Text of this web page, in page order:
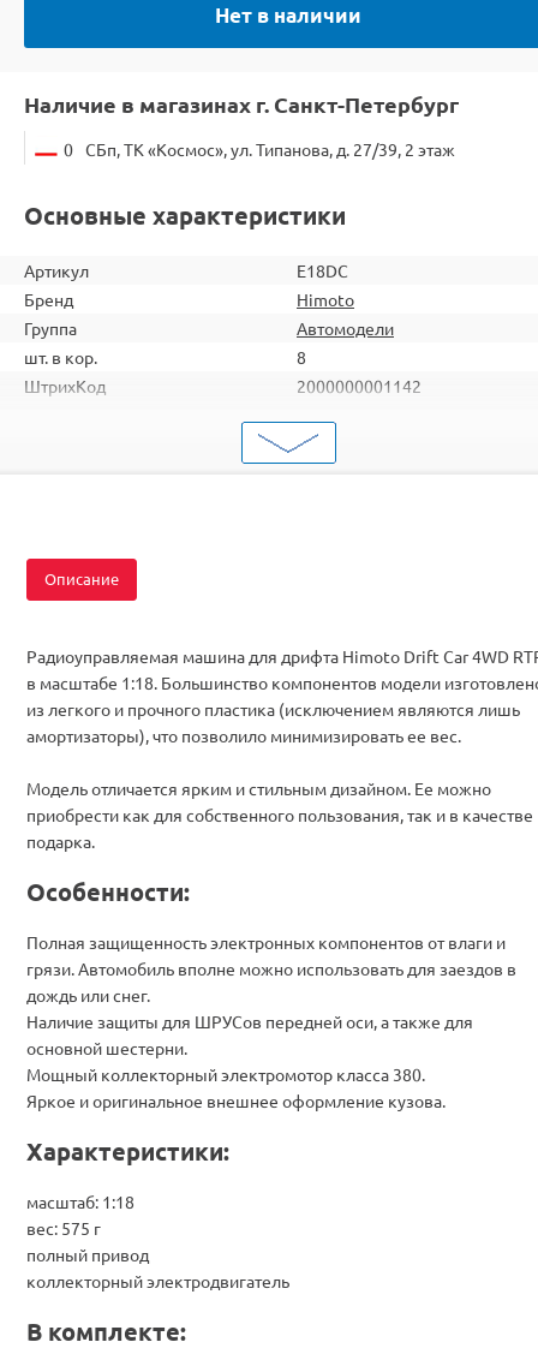
Нет в наличии
Наличие в магазинах г. Санкт-Петербург
0 СБп, ТК «Космос», ул. Типанова, д. 27/39, 2 этаж
Основные характеристики
Артикул
E18DC
Бренд
Himoto
Группа
Автомодели
шт. в кор.
8
ШтрихКод
2000000001142
Дрифт
Аккумулятор
Комплектация
Описание
Радиоуправляемая машина для дрифта Himoto Drift Car 4WD
в масштабе 1:18. Большинство компонентов модели
из легкого и прочного пластика (исключением являются лишь
амортизаторы), что позволило минимизировать ее вес.
Модель отличается ярким и стильным дизайном. Ее можно
приобрести как для собственного пользования, так и в качестве
подарка.
Особенности:
Полная защищенность электронных компонентов от влаги и
грязи. Автомобиль вполне можно использовать для заездов в
дождь или снег.
Наличие защиты для ШРУСов передней оси, а также для
основной шестерни.
Мощный коллекторный электромотор класса 380.
Яркое и оригинальное внешнее оформление кузова.
Характеристики:
масштаб: 1:18
вес: 575 г
полный привод
коллекторный электродвигатель
В комплекте: